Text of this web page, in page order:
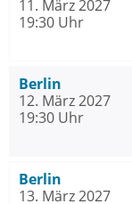
11. März 2027
19:30 Uhr
Berlin
12. März 2027
19:30 Uhr
Berlin
13. März 2027